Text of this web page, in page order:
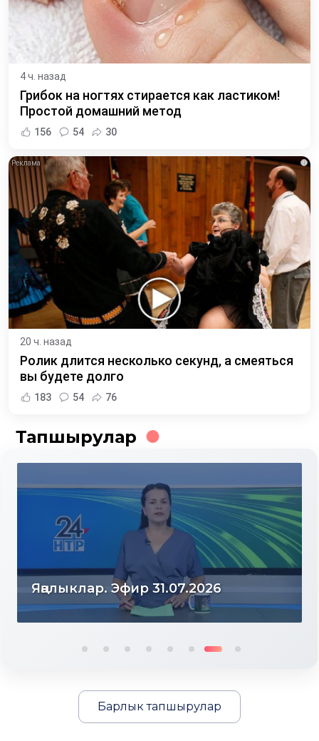
4 ч. назад
Грибок на ногтях стирается как ластиком!
Простой домашний метод
156 54 30
i
20 ч. назад
Ролик длится несколько секунд, а смеяться
вы будете долго
183 54 76
Тапшырулар
Яңалыклар. Эфир 31.07.2026
Барлык тапшырулар